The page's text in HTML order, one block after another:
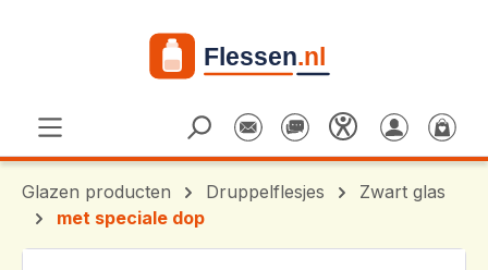
Glazen producten Druppelflesjes
Zwart glas
met speciale dop